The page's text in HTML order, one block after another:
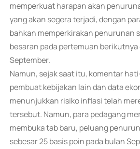
memperkuat harapan akan
yang akan segera terjadi, dengan
bahkan memperkirakan penurunan
besaran pada pertemuan berikutnya
September.
Namun, sejak saat itu, komentar
pembuat kebijakan lain dan data
menunjukkan risiko inflasi telah
tersebut. Namun, para pedagang
membuka tab baru, peluang
sebesar 25 basis poin pada bulan